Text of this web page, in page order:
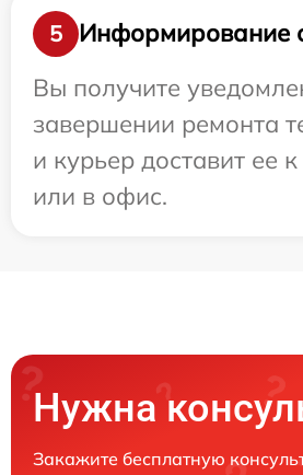
5
Информирование
Вы получите
завершении ремонта
и курьер доставит ее
или в офис.
Нужна
Закажите бесплатную